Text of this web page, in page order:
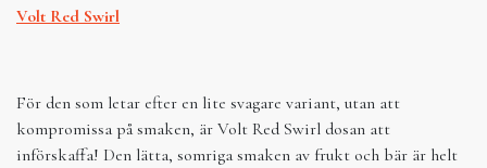
Volt Red Swirl
För den som letar efter en lite svagare variant, utan att
kompromissa på smaken, är Volt Red Swirl dosan att
införskaffa! Den lätta, somriga smaken av frukt och bär är helt